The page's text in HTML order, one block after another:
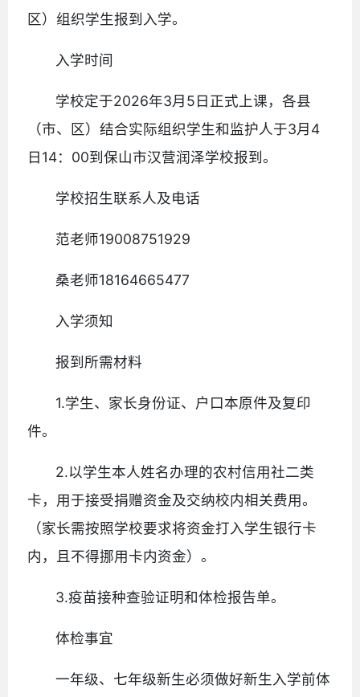
区）组织学生报到入学。
入学时间
学校定于2026年3月5日正式上课，各县
（市、区）结合实际组织学生和监护人于3月4
日14：00到保山市汉营润泽学校报到。
学校招生联系人及电话
范老师19008751929
桑老师18164665477
入学须知
报到所需材料
1.学生、家长身份证、户口本原件及复印
件。
2.以学生本人姓名办理的农村信用社二类
卡，用于接受捐赠资金及交纳校内相关费用。
（家长需按照学校要求将资金打入学生银行卡
内，且不得挪用卡内资金）。
3.疫苗接种查验证明和体检报告单。
体检事宜
一年级、七年级新生必须做好新生入学前体